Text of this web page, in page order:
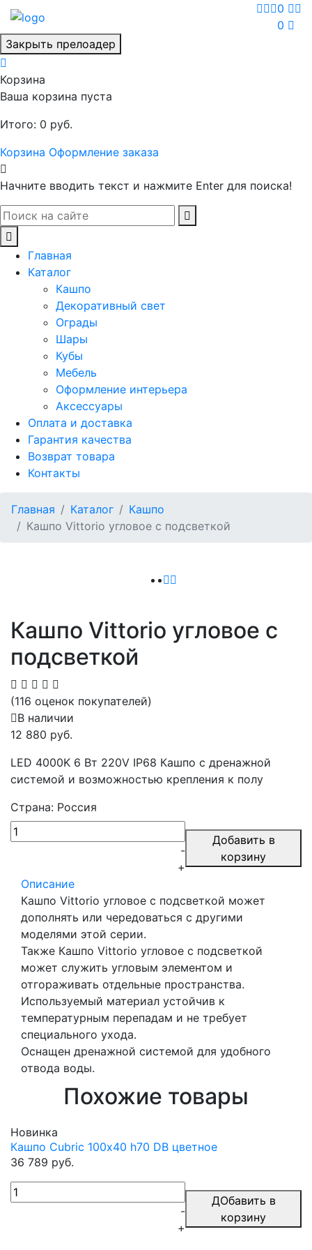
0
0
Закрыть прелоадер
Корзина
Ваша корзина пуста
Итого: 0 руб.
Корзина Оформление заказа
Начните вводить текст и нажмите Enter для поиска!
Главная
Каталог
Кашпо
Декоративный свет
Ограды
Шары
Кубы
Мебель
Оформление интерьера
Аксессуары
Оплата и доставка
Гарантия качества
Возврат товара
Контакты
Главная Каталог
Кашпо
Кашпо Vittorio угловое с подсветкой
Кашпо Vittorio угловое с
подсветкой
(116 оценок покупателей)
В наличии
12 880 руб.
LED 4000K 6 Вт 220V IP68 Кашпо с дренажной
системой и возможностью крепления к полу
Страна: Россия
-
+
Добавить в
корзину
Описание
Кашпо Vittorio угловое с подсветкой может
дополнять или чередоваться с другими
моделями этой серии.
Также Кашпо Vittorio угловое с подсветкой
может служить угловым элементом и
отгораживать отдельные пространства.
Используемый материал устойчив к
температурным перепадам и не требует
специального ухода.
Оснащен дренажной системой для удобного
отвода воды.
Похожие товары
Новинка
Кашпо Cubric 100х40 h70 DB цветное
36 789 руб.
-
+
ДОбавить в
корзину